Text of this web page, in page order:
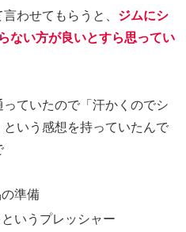
わせてもらうと、 ジムにシ
ない方が良いとすら思ってい
ていたので「汗かくのでシ
いう感想を持っていたんで
準備
いうプレッシャー